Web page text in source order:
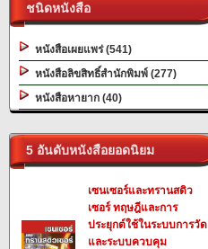
ชนิดหนังสือ
หนังสือเผยแพร่ (541)
หนังสือลิขสิทธิ์สำนักพิมพ์ (277)
หนังสือหายาก (40)
5 อันดับหนังสือยอดนิยม
เซนเซอร์และทรานสดิว
เซอร์ ทฤษฎีและการ
ประยุกต์ใช้ในระบบการวัด
และระบบควบคุม